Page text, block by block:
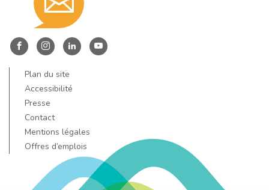
nous
email
Entre
Allier
sur
Facebook
Entre
Allier
sur
Instagram
Entre
LinkedIn
!
Entre
Plan du site
Accessibilité
Presse
Contact
Mentions légales
Offres d’emplois